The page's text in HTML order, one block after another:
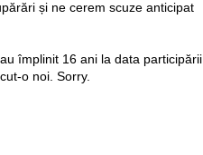
și ne cerem scuze anticipat
împlinit 16 ani la data
o noi. Sorry.